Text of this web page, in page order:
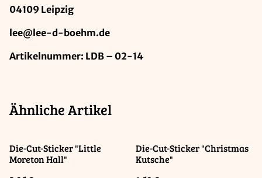
04109 Leipzig
lee@lee-d-boehm.de
Artikelnummer: LDB – 02-14
Ähnliche Artikel
Die-Cut-Sticker "Little
Moreton Hall"
Die-Cut-Sticker "Christmas
Kutsche"